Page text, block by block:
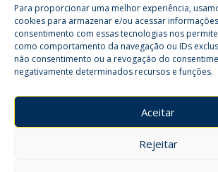
Para proporcionar uma melhor experiência,
cookies para armazenar e/ou acessar
consentimento com essas tecnologias nos
como comportamento da navegação ou IDs
não consentimento ou a revogação do
negativamente determinados recursos e funções.
Aceitar
Rejeitar
Seguir no Instagram